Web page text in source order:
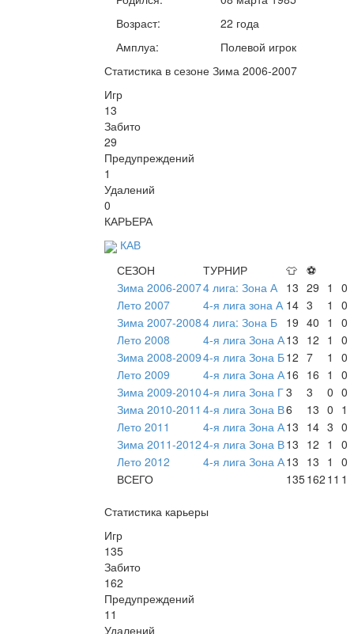
Возраст:
Амплуа:
22 года
Полевой игрок
Статистика в сезоне Зима 2006-2007
Игр
13
Забито
29
Предупреждений
1
Удалений
0
КАРЬЕРА
КАВ
СЕЗОН
ТУРНИР 👕 ⚽
Зима 2006-20074 лига: Зона А 13 29 1
0
Лето 2007
4-я лига зона А 14 3 1
0
Зима 2007-20084 лига: Зона Б 19 40 1
0
Лето 2008
4-я лига Зона А13 12 1
0
Зима 2008-20094-я лига Зона Б12 7 1
0
Лето 2009
4-я лига Зона А16 16 1
0
Зима 2009-20104-я лига Зона Г3 3 0 0
Зима 2010-2011 4-я лига Зона В6 13 0 1
Лето 2011
4-я лига Зона А13 14 3 0
Зима 2011-20124-я лига Зона В13 12 1
0
Лето 2012
4-я лига Зона А13 13 1
0
ВСЕГО
135162 11 1
Статистика карьеры
Игр
135
Забито
162
Предупреждений
11
Удалений